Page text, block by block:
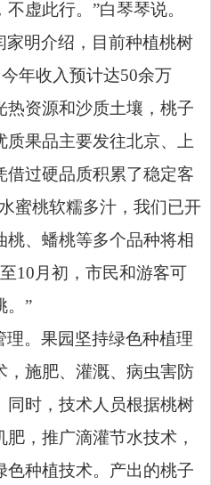
虚此行。”白琴琴说。
家明介绍，目前种植桃树
年收入预计达50余万
热资源和沙质土壤，桃子
果品主要发往北京、上
借过硬品质积累了稳定客
蜜桃软糯多汁，我们已开
桃、蟠桃等多个品种将相
10月初，市民和游客可
。”
。果园坚持绿色种植理
，施肥、灌溉、病虫害防
同时，技术人员根据桃树
，推广滴灌节水技术，
色种植技术。产出的桃子